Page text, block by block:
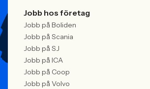
Jobb hos företag
Jobb på Boliden
Jobb på Scania
Jobb på SJ
Jobb på ICA
Jobb på Coop
Jobb på Volvo